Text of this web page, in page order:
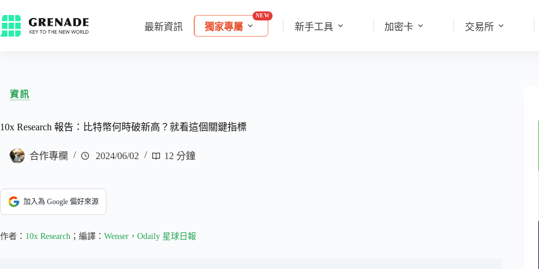
最新資訊 獨家專屬 新手工具 加密卡 交易所
資訊
10x Research 報告：比特幣何時破新高？就看這個關鍵指標
合作專欄 2024/06/02 12 分鐘
加入為 Google 偏好來源
作者： 10x Research ；編譯： Wenser，Odaily 星球日報